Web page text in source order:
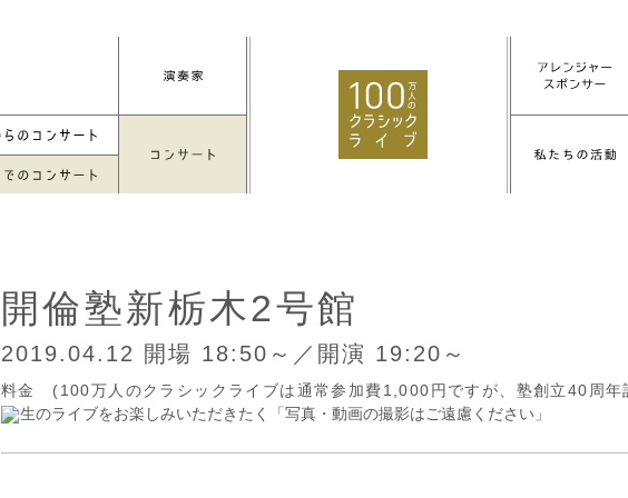
開倫塾新栃木2号館
2019.04.12 開場 18:50～／開演 19:20～
料金 (100万人のクラシックライブは通常参加費1,000円ですが、塾創立40周年
生のライブをお楽しみいただきたく「写真・動画の撮影はご遠慮ください」